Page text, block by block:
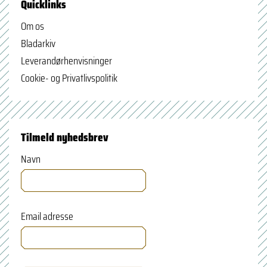
Quicklinks
Om os
Bladarkiv
Leverandørhenvisninger
Cookie- og Privatlivspolitik
Tilmeld nyhedsbrev
Navn
Email adresse